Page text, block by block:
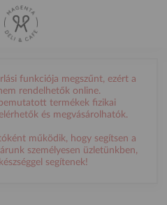
funkciója megszűnt, ezért a
rendelhetők online.
termékek fizikai
és megvásárolhatók.
működik, hogy segítsen a
személyesen üzletünkben,
segítenek!